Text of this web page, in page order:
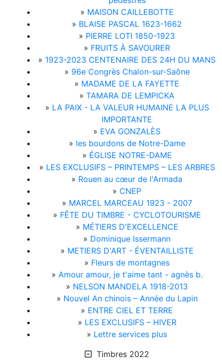
» MAISON CAILLEBOTTE
» BLAISE PASCAL 1623-1662
» PIERRE LOTI 1850-1923
» FRUITS À SAVOURER
» 1923-2023 CENTENAIRE DES 24H DU MANS
» 96e Congrès Chalon-sur-Saône
» MADAME DE LA FAYETTE
» TAMARA DE LEMPICKA
» LA PAIX - LA VALEUR HUMAINE LA PLUS
IMPORTANTE
» EVA GONZALÈS
» les bourdons de Notre-Dame
» ÉGLISE NOTRE-DAME
» LES EXCLUSIFS – PRINTEMPS – LES ARBRES
» Rouen au cœur de l'Armada
» CNEP
» MARCEL MARCEAU 1923 - 2007
» FÊTE DU TIMBRE - CYCLOTOURISME
» MÉTIERS D'EXCELLENCE
» Dominique Issermann
» METIERS D'ART - ÉVENTAILLISTE
» Fleurs de montagnes
» Amour amour, je t'aime tant - agnès b.
» NELSON MANDELA 1918-2013
» Nouvel An chinois – Année du Lapin
» ENTRE CIEL ET TERRE
» LES EXCLUSIFS – HIVER
» Lettre services plus
Timbres 2022